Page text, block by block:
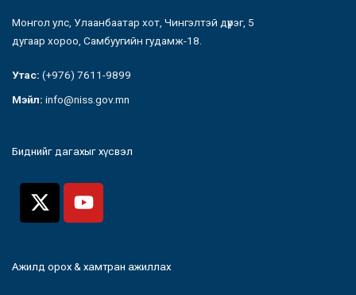
Монгол улс, Улаанбаатар хот, Чингэлтэй дүүрэг, 5
дугаар хороо, Самбуугийн гудамж-18.
Утас: (+976) 7611-9899
Мэйл: info@niss.gov.mn
Биднийг дагахыг хүсвэл
Ажилд орох & хамтран ажиллах